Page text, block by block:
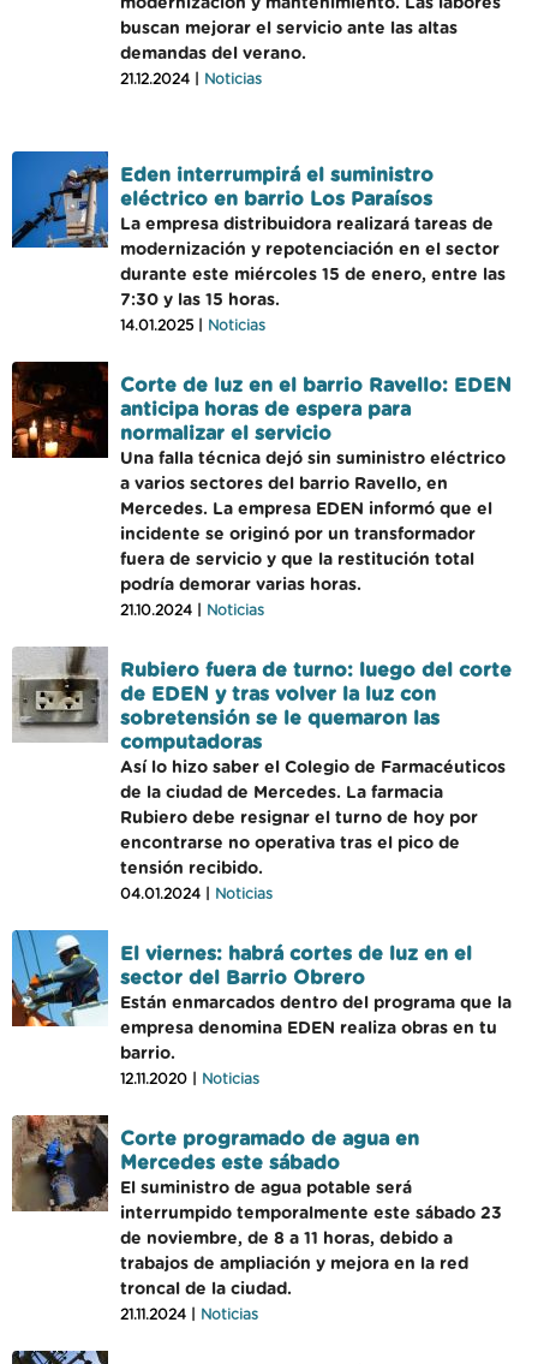
modernización y mantenimiento. Las labores
buscan mejorar el servicio ante las altas
demandas del verano.
21.12.2024 | Noticias
Eden interrumpirá el suministro
eléctrico en barrio Los Paraísos
La empresa distribuidora realizará tareas de
modernización y repotenciación en el sector
durante este miércoles 15 de enero, entre las
7:30 y las 15 horas.
14.01.2025 | Noticias
Corte de luz en el barrio Ravello: EDEN
anticipa horas de espera para
normalizar el servicio
Una falla técnica dejó sin suministro eléctrico
a varios sectores del barrio Ravello, en
Mercedes. La empresa EDEN informó que el
incidente se originó por un transformador
fuera de servicio y que la restitución total
podría demorar varias horas.
21.10.2024 | Noticias
Rubiero fuera de turno: luego del corte
de EDEN y tras volver la luz con
sobretensión se le quemaron las
computadoras
Así lo hizo saber el Colegio de Farmacéuticos
de la ciudad de Mercedes. La farmacia
Rubiero debe resignar el turno de hoy por
encontrarse no operativa tras el pico de
tensión recibido.
04.01.2024 | Noticias
El viernes: habrá cortes de luz en el
sector del Barrio Obrero
Están enmarcados dentro del programa que la
empresa denomina EDEN realiza obras en tu
barrio.
12.11.2020 | Noticias
Corte programado de agua en
Mercedes este sábado
El suministro de agua potable será
interrumpido temporalmente este sábado 23
de noviembre, de 8 a 11 horas, debido a
trabajos de ampliación y mejora en la red
troncal de la ciudad.
21.11.2024 | Noticias